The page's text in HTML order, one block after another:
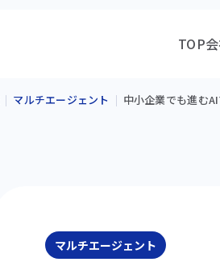
TOP
マルチエージェント 中小企業でも進む
マルチエージェント